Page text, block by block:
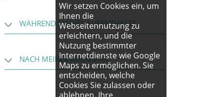
WÄHREND MEINES AUFENTHALTS
NACH MEINER RÜCKKEHR
Wir setzen Cookies ein, um
Ihnen die
Webseitennutzung zu
erleichtern, und die
Nutzung bestimmter
Internetdienste wie Google
Maps zu ermöglichen. Sie
entscheiden, welche
Cookies Sie zulassen oder